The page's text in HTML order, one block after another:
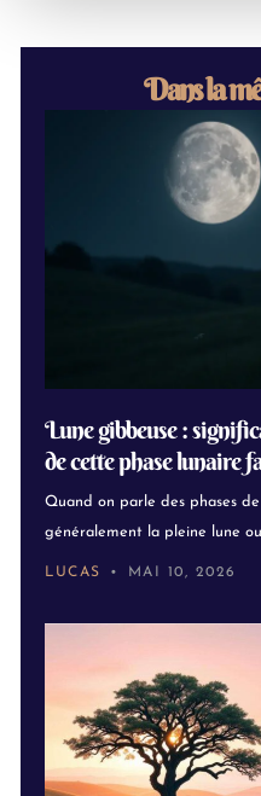
Dans la
Lune gibbeuse :
de cette phase lunaire
Quand on parle des phases
généralement la pleine lune ou
LUCAS MAI 10, 2026